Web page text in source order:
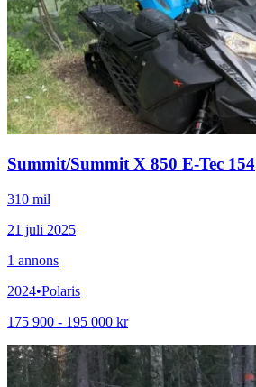
Summit/Summit X 850 E-Tec 154
310 mil
21 juli 2025
1 annons
2024•Polaris
175 900 - 195 000 kr